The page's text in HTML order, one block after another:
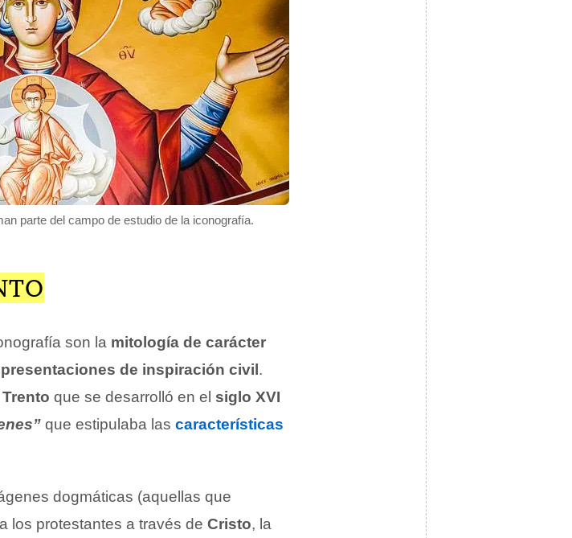
parte del campo de estudio de la iconografía.
son la mitología de carácter
de inspiración civil .
que se desarrolló en el siglo XVI
que estipulaba las características
dogmáticas (aquellas que
los protestantes a través de Cristo, la